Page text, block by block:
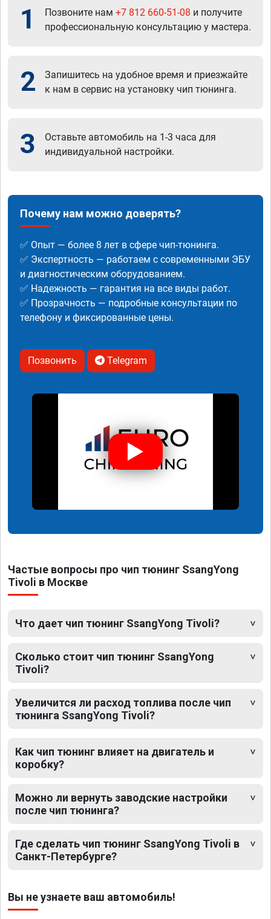
1 Позвоните нам +7 812 660-51-08 и получите
профессиональную консультацию у мастера.
2
Запишитесь на удобное время и приезжайте
к нам в сервис на установку чип тюнинга.
3
Оставьте автомобиль на 1-3 часа для
индивидуальной настройки.
Почему нам можно доверять?
✅ Опыт — более 8 лет в сфере чип-тюнинга.
✅ Экспертность — работаем с современными ЭБУ
и диагностическим оборудованием.
✅ Надежность — гарантия на все виды работ.
✅ Прозрачность — подробные консультации по
телефону и фиксированные цены.
Позвонить Telegram
Частые вопросы про чип тюнинг SsangYong
Tivoli в Москве
Что дает чип тюнинг SsangYong Tivoli?
Сколько стоит чип тюнинг SsangYong
Tivoli?
Увеличится ли расход топлива после чип
тюнинга SsangYong Tivoli?
Как чип тюнинг влияет на двигатель и
коробку?
Можно ли вернуть заводские настройки
после чип тюнинга?
Где сделать чип тюнинг SsangYong Tivoli в
Санкт-Петербурге?
Вы не узнаете ваш автомобиль!